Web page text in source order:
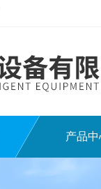
产品中